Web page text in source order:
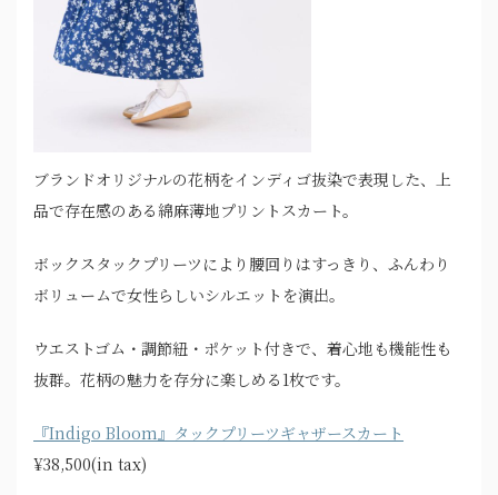
ブランドオリジナルの花柄をインディゴ抜染で表現した、上
品で存在感のある綿麻薄地プリントスカート。
ボックスタックプリーツにより腰回りはすっきり、ふんわり
ボリュームで女性らしいシルエットを演出。
ウエストゴム・調節紐・ポケット付きで、着心地も機能性も
抜群。花柄の魅力を存分に楽しめる1枚です。
『Indigo Bloom』タックプリーツギャザースカート
¥38,500(in tax)